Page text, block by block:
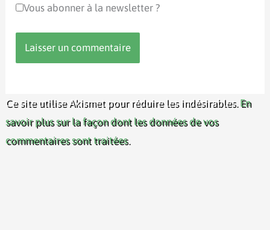
Vous abonner à la newsletter ?
Ce site utilise Akismet pour réduire les indésirables. En
savoir plus sur la façon dont les données de vos
commentaires sont traitées.